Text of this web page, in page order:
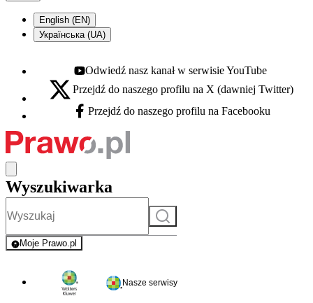
English (EN)
Українська (UA)
Youtube - otwiera się w nowej karcie
Odwiedź nasz kanał w serwisie YouTube
X - otwiera się w nowej karcie
Przejdź do naszego profilu na X (dawniej Twitter)
Facebook - otwiera się w nowej karcie
Przejdź do naszego profilu na Facebooku
Wyszukiwarka
Szukaj
Moje Prawo.pl
- rejestracja i logowanie do serwisu
Nasze serwisy